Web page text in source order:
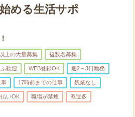
める生活サポ
上の大量募集 複数名募集
歓迎 WEB登録OK 週2～3日勤務
事 17時前までの仕事 残業なし
いOK 職場が禁煙 派遣多